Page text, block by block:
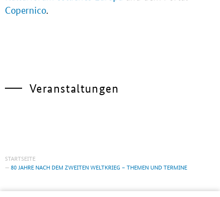
Copernico.
Veranstaltungen
STARTSEITE
80 JAHRE NACH DEM ZWEITEN WELTKRIEG – THEMEN UND TERMINE